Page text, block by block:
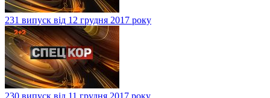
231 випуск від 12 грудня 2017 року
230 випуск від 11 грудня 2017 року